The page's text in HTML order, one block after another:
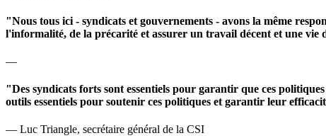
"Nous tous ici - syndicats et gouvernements - avons la même
l'informalité, de la précarité et assurer un travail décent et une vie
—
"Des syndicats forts sont essentiels pour garantir que ces
outils essentiels pour soutenir ces politiques et garantir leur
— Luc Triangle, secrétaire général de la CSI